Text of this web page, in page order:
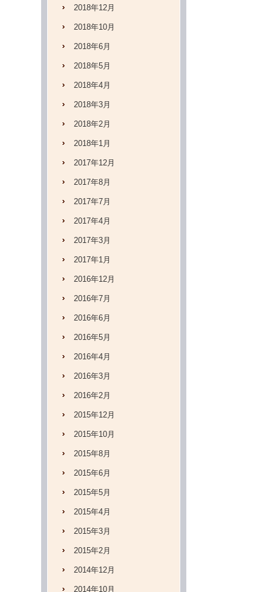
2018年12月
2018年10月
2018年6月
2018年5月
2018年4月
2018年3月
2018年2月
2018年1月
2017年12月
2017年8月
2017年7月
2017年4月
2017年3月
2017年1月
2016年12月
2016年7月
2016年6月
2016年5月
2016年4月
2016年3月
2016年2月
2015年12月
2015年10月
2015年8月
2015年6月
2015年5月
2015年4月
2015年3月
2015年2月
2014年12月
2014年10月